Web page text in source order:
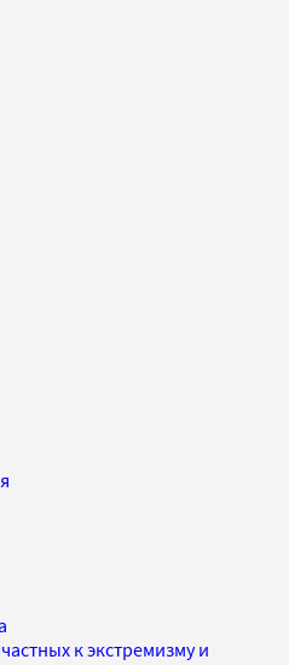
к экстремизму и